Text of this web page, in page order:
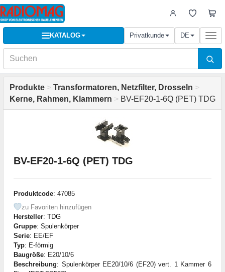
KATALOG Privatkunde DE
Produkte > Transformatoren, Netzfilter, Drosseln >
Kerne, Rahmen, Klammern > BV-EF20-1-6Q (PET) TDG
BV-EF20-1-6Q (PET) TDG
Produktcode: 47085
zu Favoriten hinzufügen
Hersteller: TDG
Gruppe: Spulenkörper
Serie: EE/EF
Typ: E-förmig
Baugröße: E20/10/6
Beschreibung: Spulenkörper EE20/10/6 (EF20) vert. 1 Kammer 6